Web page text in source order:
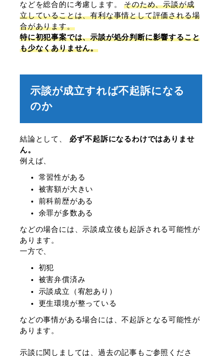
などを総合的に考慮します。そのため、示談が成
立していることは、有利な事情として評価される場
合があります。
特に初犯事案では、示談が処分判断に影響すること
も少なくありません。
示談が成立すれば不起訴になる
のか
結論として、 必ず不起訴になるわけではありませ
ん。
例えば、
常習性がある
被害額が大きい
前科前歴がある
余罪が多数ある
などの場合には、示談成立後も起訴される可能性が
あります。
一方で、
初犯
被害弁償済み
示談成立（宥恕あり）
更生環境が整っている
などの事情がある場合には、不起訴となる可能性が
あります。
示談に関しましては、過去の記事もご参照くださ